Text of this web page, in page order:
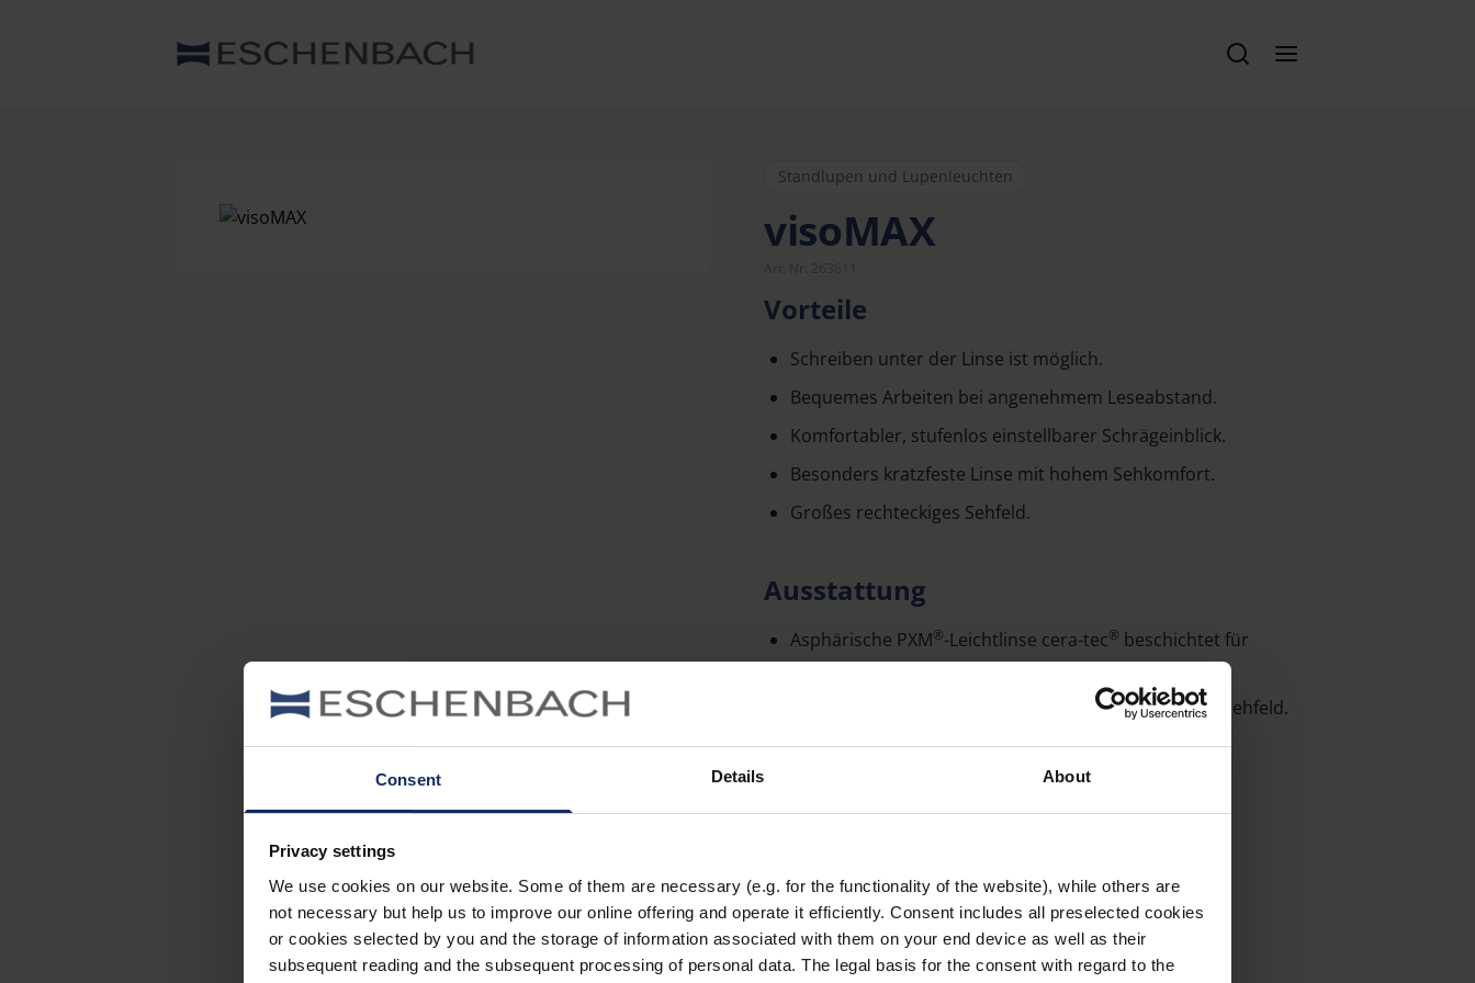
Consent Details About
Privacy settings
We use cookies on our website. Some of them are necessary (e.g. for the functionality of the website), while others are
not necessary but help us to improve our online offering and operate it efficiently. Consent includes all preselected cookies
or cookies selected by you and the storage of information associated with them on your end device as well as their
subsequent reading and the subsequent processing of personal data. The legal basis for the consent with regard to the
Standlupen und Lupenleuchten
visoMAX
Vorteile
Schreiben unter der Linse ist möglich.
Bequemes Arbeiten bei angenehmem Leseabstand.
Komfortabler, stufenlos einstellbarer Schrägeinblick.
Besonders kratzfeste Linse mit hohem Sehkomfort.
Großes rechteckiges Sehfeld.
Ausstattung
Asphärische PXM®-Leichtlinse cera-tec® beschichtet für
randscharfe, verzeichnungsfreie Abbildung.
Mit abnehmbarer Zusatzlinse für ein noch größeres Sehfeld.
Mit Lesestab Art. Nr.2606einsetzbar.
Gesamtvergrößerung mit Lesestab 5,6x.
Lesestab Art. Nr.2606